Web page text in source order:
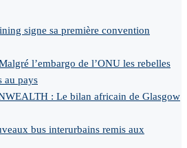
signe sa première convention
l’embargo de l’ONU les rebelles
au pays
: Le bilan africain de Glasgow
bus interurbains remis aux